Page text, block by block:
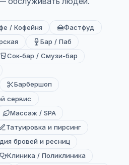
/ Кофейня
Фастфуд
Бар / Паб
Сок-бар / Смузи-бар
Барбершоп
сервис
Массаж / SPA
Татуировка и пирсинг
бровей и ресниц
Клиника / Поликлиника